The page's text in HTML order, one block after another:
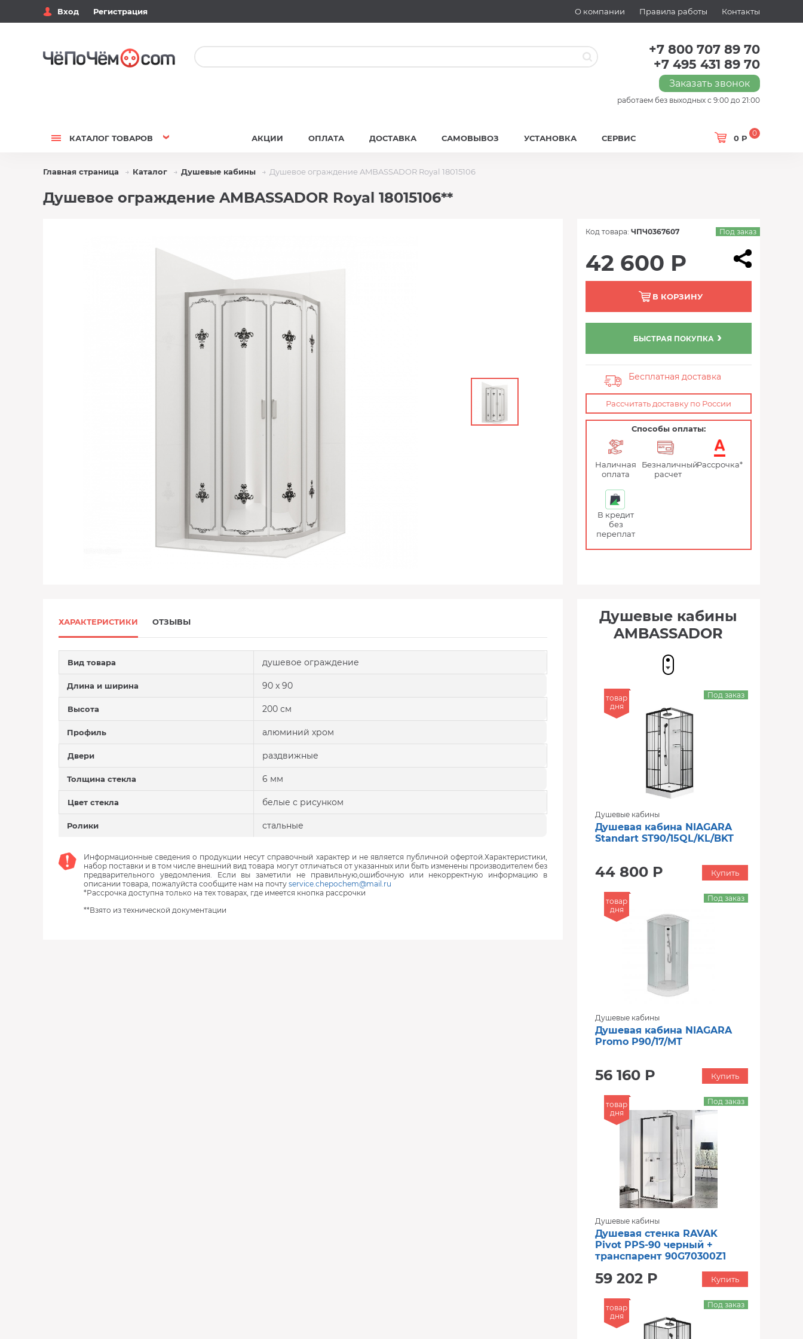
Вход Регистрация О компании Правила работы Контакты
+7 800 707 89 70
+7 495 431 89 70
Заказать звонок
работаем без выходных с 9:00 до 21:00
КАТАЛОГ ТОВАРОВ 0 Р
0
АКЦИИ ОПЛАТА ДОСТАВКА САМОВЫВОЗ УСТАНОВКА СЕРВИС
Главная страница Каталог Душевые кабины Душевое ограждение AMBASSADOR Royal 18015106
Душевое ограждение AMBASSADOR Royal 18015106**
Код товара: ЧПЧ0367607 Под заказ
42 600 Р
В КОРЗИНУ
БЫСТРАЯ ПОКУПКА
Бесплатная доставка
Рассчитать доставку по России
Способы оплаты:
Наличная
оплата
Безналичный
расчет
Рассрочка*
В кредит
без
переплат
ХАРАКТЕРИСТИКИ ОТЗЫВЫ
Вид товара душевое ограждение
Длина и ширина 90 x 90
Высота 200 см
Профиль алюминий хром
Двери раздвижные
Толщина стекла 6 мм
Цвет стекла белые с рисунком
Ролики стальные
Информационные сведения о продукции несут справочный характер и не является публичной офертой.Характеристики,
набор поставки и в том числе внешний вид товара могут отличаться от указанных или быть изменены производителем без
предварительного уведомления. Если вы заметили не правильную,ошибочную или некорректную информацию в
описании товара, пожалуйста сообщите нам на почту service.chepochem@mail.ru
*Рассрочка доступна только на тех товарах, где имеется кнопка рассрочки
**Взято из технической документации
Душевые кабины
AMBASSADOR
товар
дня
Душевые кабины
Душевая кабина NIAGARA
Standart ST90/15QL/KL/BKT
44 800 Р
Под заказ
Купить
товар
дня
Душевые кабины
Душевая кабина NIAGARA
Promo P90/17/MT
56 160 Р
Под заказ
Купить
товар
дня
Душевые кабины
Душевая стенка RAVAK
Pivot PPS-90 черный +
транспарент 90G70300Z1
59 202 Р
Под заказ
Купить
товар
дня
Под заказ